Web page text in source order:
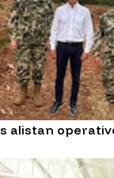
alistan